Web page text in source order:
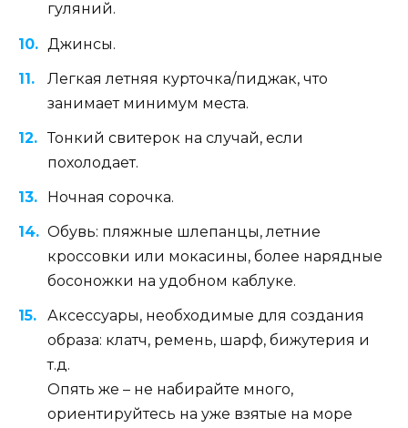
гуляний.
Джинсы.
Легкая летняя курточка/пиджак, что
занимает минимум места.
Тонкий свитерок на случай, если
похолодает.
Ночная сорочка.
Обувь: пляжные шлепанцы, летние
кроссовки или мокасины, более нарядные
босоножки на удобном каблуке.
Аксессуары, необходимые для создания
образа: клатч, ремень, шарф, бижутерия и
т.д.
Опять же – не набирайте много,
ориентируйтесь на уже взятые на море